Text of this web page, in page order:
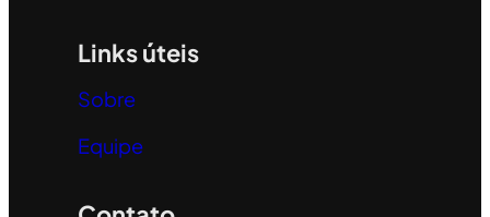
Links úteis
Sobre
Equipe